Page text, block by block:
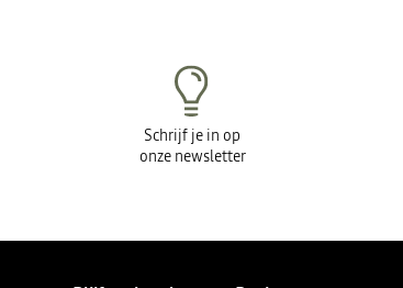
Schrijf je in op
onze newsletter